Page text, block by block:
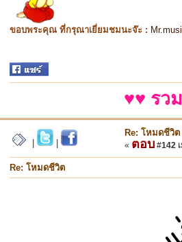
ขอบพระคุณ ที่กรุณาเยี่ยมชมนะจ๊ะ :
♥♥ รว
Re: โหมดชีวิต
« ตอบ #142
Re: โหมดชีวิต